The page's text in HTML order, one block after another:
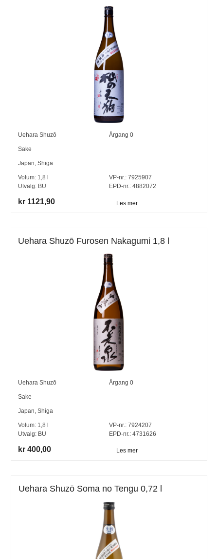
Uehara Shuzō Årgang 0
Sake
Japan,Shiga
Volum: 1,8
Utvalg: BU
VP-nr.:7925907
EPD-nr.: 4882072
kr 1121,90 Les mer
Uehara Shuzō Furosen Nakagumi 1,8 l
Uehara Shuzō Årgang 0
Sake
Japan,Shiga
Volum: 1,8
Utvalg: BU
VP-nr.:7924207
EPD-nr.: 4731626
kr 400,00 Les mer
Uehara Shuzō Soma no Tengu 0,72 l